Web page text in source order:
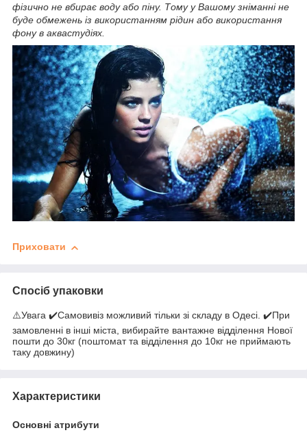
фізично не вбирає воду або піну. Тому у Вашому зніманні не
буде обмежень із використанням рідин або використання
фону в аквастудіях.
Приховати
Спосіб упаковки
⚠️Увага ✔️Самовивіз можливий тільки зі складу в Одесі. ✔️При
замовленні в інші міста, вибирайте вантажне відділення Нової
пошти до 30кг (поштомат та відділення до 10кг не приймають
таку довжину)
Характеристики
Основні атрибути